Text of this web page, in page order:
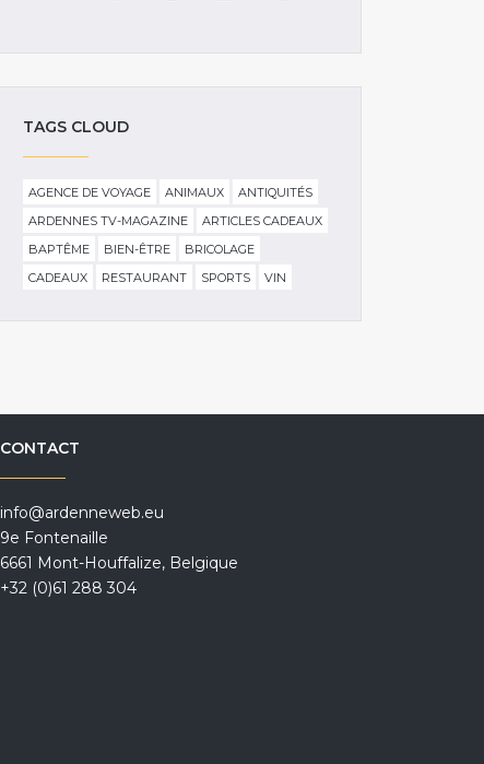
TAGS CLOUD
AGENCE DE VOYAGE ANIMAUX
ANTIQUITÉS
ARDENNES TV-MAGAZINE
ARTICLES CADEAUX
BAPTÊME
BIEN-ÊTRE
BRICOLAGE
CADEAUX
RESTAURANT SPORTS VIN
CONTACT
info@ardenneweb.eu
9e Fontenaille
6661 Mont-Houffalize, Belgique
+32 (0)61 288 304